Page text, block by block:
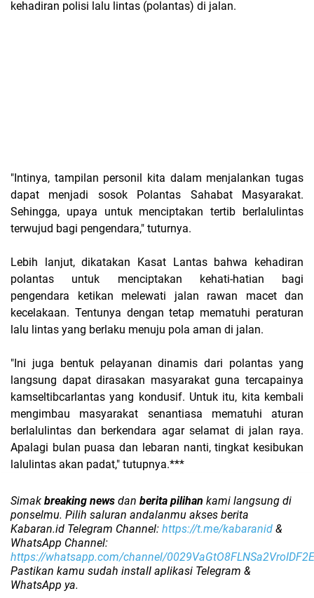
kehadiran polisi lalu lintas (polantas) di jalan.
"Intinya, tampilan personil kita dalam menjalankan tugas
dapat menjadi sosok Polantas Sahabat Masyarakat.
Sehingga, upaya untuk menciptakan tertib berlalulintas
terwujud bagi pengendara," tuturnya.
Lebih lanjut, dikatakan Kasat Lantas bahwa kehadiran
polantas untuk menciptakan kehati-hatian bagi
pengendara ketikan melewati jalan rawan macet dan
kecelakaan. Tentunya dengan tetap mematuhi peraturan
lalu lintas yang berlaku menuju pola aman di jalan.
"Ini juga bentuk pelayanan dinamis dari polantas yang
langsung dapat dirasakan masyarakat guna tercapainya
kamseltibcarlantas yang kondusif. Untuk itu, kita kembali
mengimbau masyarakat senantiasa mematuhi aturan
berlalulintas dan berkendara agar selamat di jalan raya.
Apalagi bulan puasa dan lebaran nanti, tingkat kesibukan
lalulintas akan padat," tutupnya.***
Simak breaking news dan berita pilihan kami langsung di
ponselmu. Pilih saluran andalanmu akses berita
Kabaran.id Telegram Channel: https://t.me/kabaranid &
WhatsApp Channel:
https://whatsapp.com/channel/0029VaGtO8FLNSa2VroIDF2E
Pastikan kamu sudah install aplikasi Telegram &
WhatsApp ya.